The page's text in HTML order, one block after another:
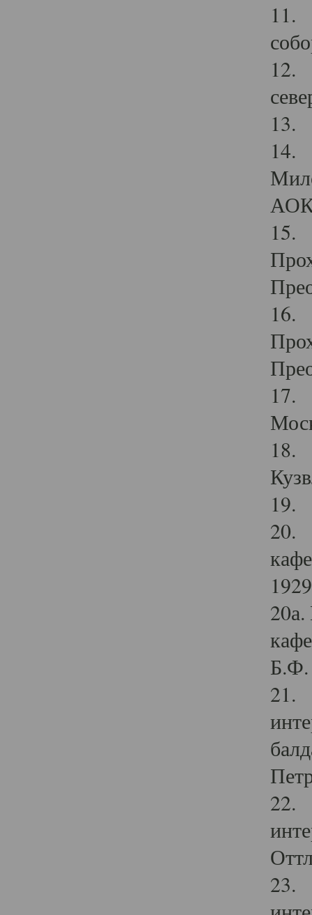
11.
12.
13.
14.
15.
16.
17.
18.
19.
20.
Б.Ф.
21.
22.
23.